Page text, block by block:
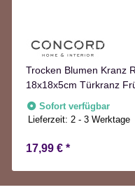
Trocken Blumen Kranz
18x18x5cm Türkranz
Herbst
Sofort verfügbar
Lieferzeit:2 - 3 Werktage
17,99 € *